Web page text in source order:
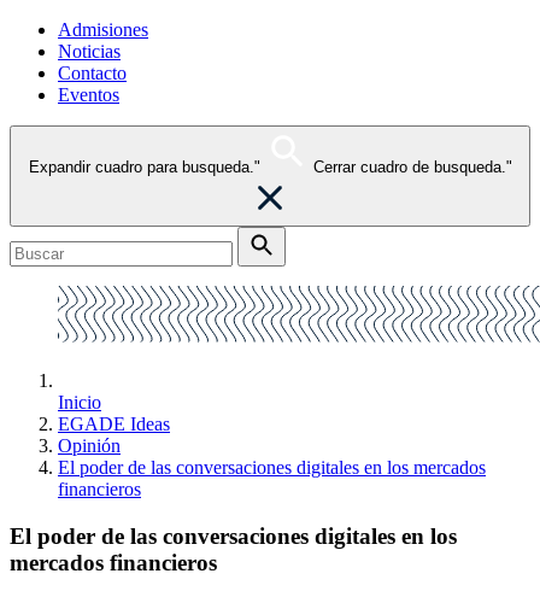
Admisiones
Noticias
Contacto
Eventos
Expandir cuadro para busqueda." Cerrar cuadro de busqueda."
Inicio
EGADE Ideas
Opinión
El poder de las conversaciones digitales en los mercados
financieros
El poder de las conversaciones digitales en los
mercados financieros